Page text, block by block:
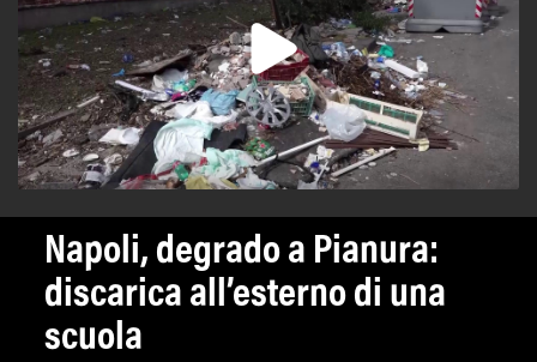
Napoli, degrado a Pianura:
discarica all’esterno di una
scuola